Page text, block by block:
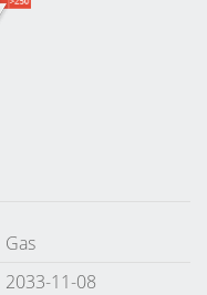
Gas
2033-11-08